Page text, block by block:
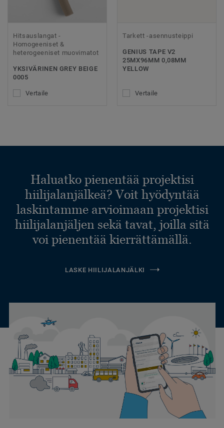
Hitsauslangat -
Homogeeniset &
heterogeeniset muovimatot
YKSIVÄRINEN GREY BEIGE
0005
Vertaile
Tarkett -asennusteippi
GENIUS TAPE V2
25MX96MM 0,08MM
YELLOW
Vertaile
Haluatko pienentää projektisi
hiilijalanjälkeä? Voit hyödyntää
laskintamme arvioimaan projektisi
hiilijalanjäljen sekä tavat, joilla sitä
voi pienentää kierrättämällä.
LASKE HIILIJALANJÄLKI